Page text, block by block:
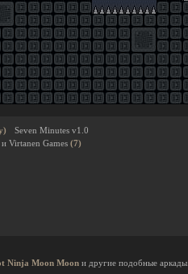
Seven Minutes v1.0
и Virtanen Games (7)
Ninja Moon Moon и другие подобные аркады.